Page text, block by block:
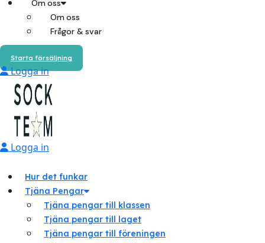
Om oss
Om oss
Frågor & svar
Starta försäljning
Logga in
Logga in
Hur det funkar
Tjäna Pengar
Tjäna pengar till klassen
Tjäna pengar till laget
Tjäna pengar till föreningen